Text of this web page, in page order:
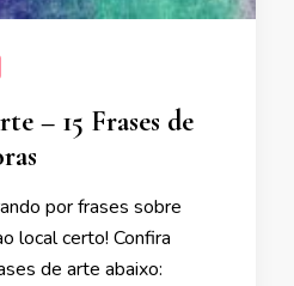
– 15 Frases de
por frases sobre
local certo! Confira
de arte abaixo: